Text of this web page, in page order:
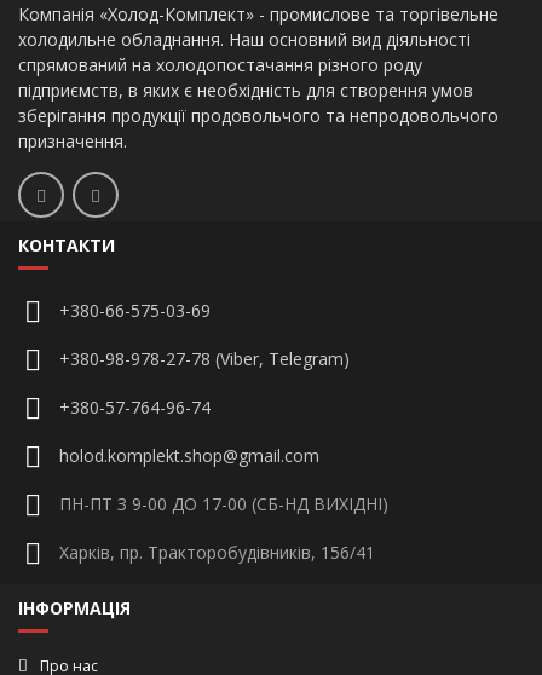
Компанія «Холод-Комплект» - промислове та торгівельне
холодильне обладнання. Наш основний вид діяльності
спрямований на холодопостачання різного роду
підприємств, в яких є необхідність для створення умов
зберігання продукції продовольчого та непродовольчого
призначення.
КОНТАКТИ
+380-66-575-03-69
+380-98-978-27-78 (Viber, Telegram)
+380-57-764-96-74
holod.komplekt.shop@gmail.com
ПН-ПТ З 9-00 ДО 17-00 (СБ-НД ВИХІДНІ)
Харків, пр. Тракторобудівників, 156/41
ІНФОРМАЦІЯ
Про нас